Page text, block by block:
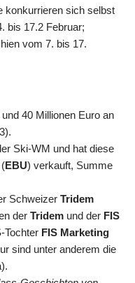
konkurrieren sich selbst
bis 17.2 Februar;
vom 7. bis 17.
40 Millionen Euro an
Ski-WM und hat diese
EBU) verkauft, Summe
Schweizer Tridem
der Tridem und der FIS
Tochter FIS Marketing
sind unter anderem die